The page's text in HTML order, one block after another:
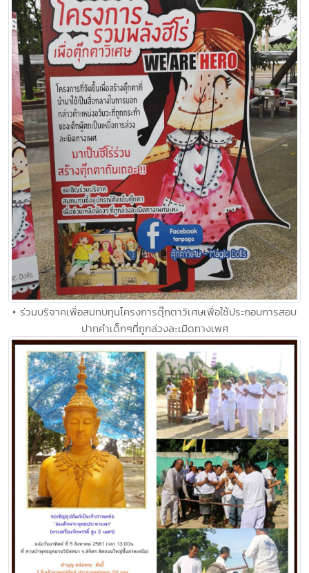
• ร่วมเป็นเจ้าภาพถวายหนังสือพระไตรปิฎก
• ร่วมสร้างพระประธานประจำเจย์ดีวัดโพธาราม บ้านโคกกะแซ ตำบล
บ้านต้อง อำเภอเซกา จ.บึงกาฬ
• ร่วมบริจาคเพื่อสมทบทุนโครงการตุ๊กตาวิเศษเพื่อใช้ประกอบการสอบ
ปากคำเด็กๆที่ถูกล่วงละเมิดทางเพศ